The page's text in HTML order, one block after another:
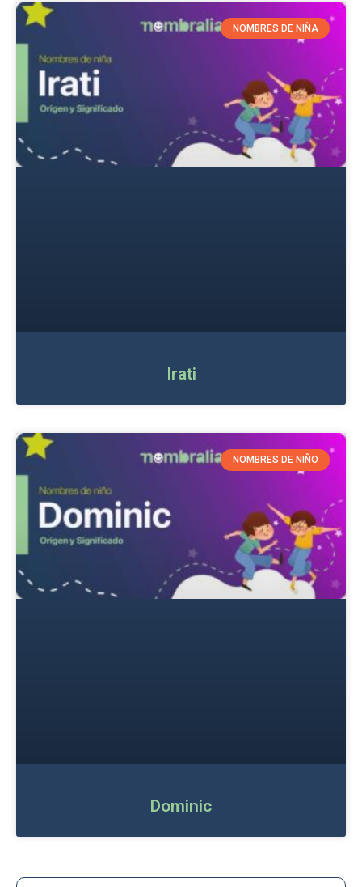
NOMBRES DE NIÑA
Irati
NOMBRES DE NIÑO
Dominic